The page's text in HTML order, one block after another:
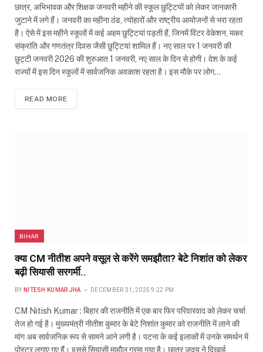
छात्र, अभिभावक और शिक्षक जनवरी महीने की स्कूल छुट्टियों को लेकर जानकारी
जुटाने में लगे हैं। जनवरी का महीना ठंड, त्योहारों और राष्ट्रीय आयोजनों से भरा रहता
है। ऐसे में इस महीने स्कूलों में कई अहम छुट्टियां पड़ती हैं, जिनमें विंटर वेकेशन, मकर
संक्रांति और गणतंत्र दिवस जैसी छुट्टियां शामिल हैं। नए साल पर 1 जनवरी की
छुट्टी जनवरी 2026 की शुरुआत 1 जनवरी, नए साल के दिन से होगी। देश के कई
राज्यों में इस दिन स्कूलों में सार्वजनिक अवकाश रहता है। इस मौके पर लोग…
READ MORE
BIHAR
क्या CM नीतीश अपने वसूल से करेंगे समझौता? बेटे निशांत को लेकर
बढ़ी सियासी सरगर्मी..
BY NITESH KUMAR JHA DECEMBER 31, 2025 9:22 PM
CM Nitish Kumar : बिहार की राजनीति में एक बार फिर परिवारवाद को लेकर चर्चा
तेज हो गई है। मुख्यमंत्री नीतीश कुमार के बेटे निशांत कुमार को राजनीति में लाने की
मांग अब सार्वजनिक रूप से सामने आने लगी है। पटना के कई इलाकों में उनके समर्थन में
पोस्टर लगाए गए हैं। इससे सियासी माहौल गरमा गया है। छात्र जदयू ने दिखाई